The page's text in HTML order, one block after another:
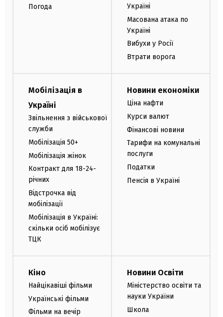
Погода
Україні
Масована атака по
Україні
Вибухи у Росії
Втрати ворога
Мобілізація в
Україні
Звільнення з військової
служби
Мобілізація 50+
Мобілізація жінок
Контракт для 18-24-
річних
Відстрочка від
мобілізації
Мобілізація в Україні:
скільки осіб мобілізує
ТЦК
Новини економіки
Ціна нафти
Курси валют
Фінансові новини
Тарифи на комунальні
послуги
Податки
Пенсія в Україні
Кіно
Найцікавіші фільми
Українські фільми
Фільми на вечір
Новини Освіти
Міністерство освіти та
науки України
Школа